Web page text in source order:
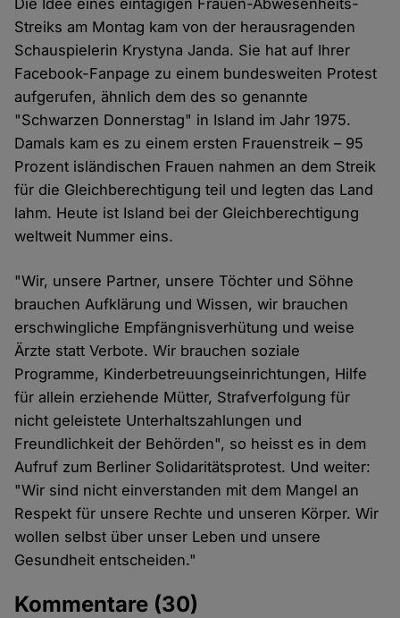
Streiks am Montag kam von der herausragenden
Schauspielerin Krystyna Janda. Sie hat auf Ihrer
Facebook-Fanpage zu einem bundesweiten Protest
aufgerufen, ähnlich dem des so genannte
"Schwarzen Donnerstag" in Island im Jahr 1975.
Damals kam es zu einem ersten Frauenstreik – 95
Prozent isländischen Frauen nahmen an dem Streik
für die Gleichberechtigung teil und legten das Land
lahm. Heute ist Island bei der Gleichberechtigung
weltweit Nummer eins.
"Wir, unsere Partner, unsere Töchter und Söhne
brauchen Aufklärung und Wissen, wir brauchen
erschwingliche Empfängnisverhütung und weise
Ärzte statt Verbote. Wir brauchen soziale
Programme, Kinderbetreuungseinrichtungen, Hilfe
für allein erziehende Mütter, Strafverfolgung für
nicht geleistete Unterhaltszahlungen und
Freundlichkeit der Behörden", so heisst es in dem
Aufruf zum Berliner Solidaritätsprotest. Und weiter:
"Wir sind nicht einverstanden mit dem Mangel an
Respekt für unsere Rechte und unseren Körper. Wir
wollen selbst über unser Leben und unsere
Gesundheit entscheiden."
Kommentare (30)